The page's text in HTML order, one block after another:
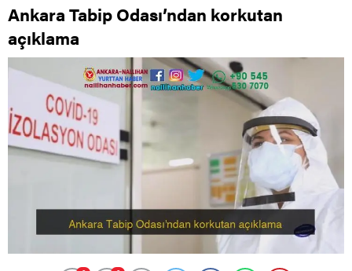
Ankara Tabip Odası’ndan korkutan
açıklama